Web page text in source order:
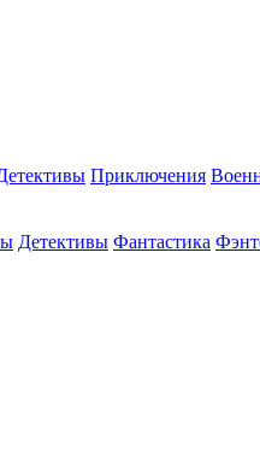
Приключения
Детективы Фантастика